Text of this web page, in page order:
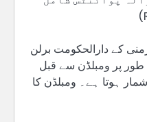
جون کو جرمنی کے دارالحکومت برلن
طور پر ومبلڈن سے قبل
ہوتا ہے۔ ومبلڈن کا